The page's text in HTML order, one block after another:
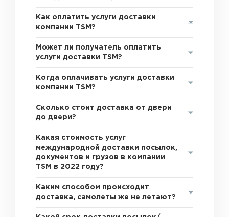
Как оплатить услуги доставки
компании TSM?
Может ли получатель оплатить
услуги доставки TSM?
Когда оплачивать услуги доставки
компании TSM?
Сколько стоит доставка от двери
до двери?
Какая стоимость услуг
международной доставки посылок,
документов и грузов в компании
TSM в 2022 году?
Каким способом происходит
доставка, самолеты же не летают?